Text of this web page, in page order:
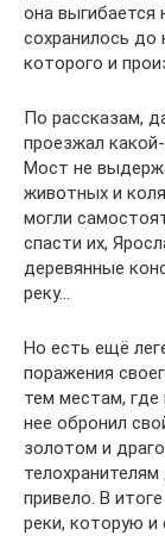
она выгибается
сохранилось до
которого и
По рассказам,
проезжал
Мост не
животных и
могли
спасти их,
деревянные
реку…
Но есть ещё
поражения
тем местам, где
нее обронил
золотом и
привело. В
реки, которую и